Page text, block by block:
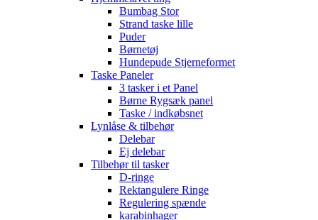
Bumbag Stor
Strand taske lille
Puder
Børnetøj
Hundepude Stjerneformet
Taske Paneler
3 tasker i et Panel
Børne Rygsæk panel
Taske / indkøbsnet
Lynlåse & tilbehør
Delebar
Ej delebar
Tilbehør til tasker
D-ringe
Rektangulere Ringe
Regulering spænde
karabinhager